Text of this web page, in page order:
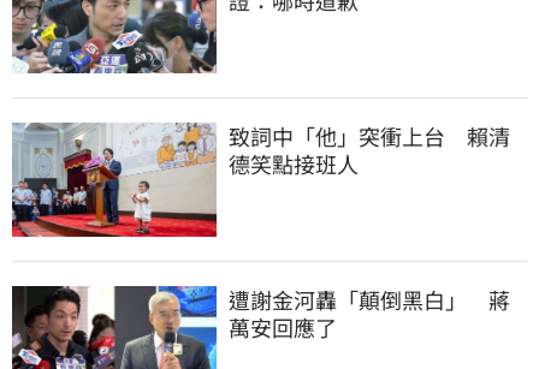
致詞中「他」突衝上台　賴清
德笑點接班人
遭謝金河轟「顛倒黑白」　蔣
萬安回應了